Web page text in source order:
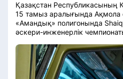
Қазақстан Республикасының
15 тамыз аралығында
«Амандық» полигонында
әскери-инженерлік